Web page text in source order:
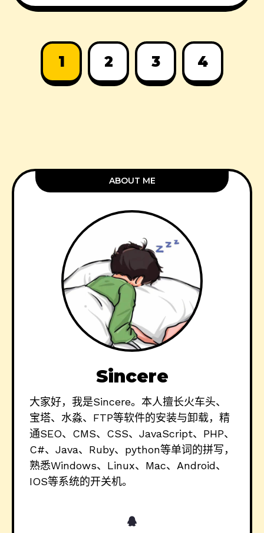
1 2 3 4
ABOUT ME
Sincere
大家好，我是Sincere。本人擅长火车头、
宝塔、水淼、FTP等软件的安装与卸载，精
通SEO、CMS、CSS、JavaScript、PHP、
C#、Java、Ruby、python等单词的拼写，
熟悉Windows、Linux、Mac、Android、
IOS等系统的开关机。